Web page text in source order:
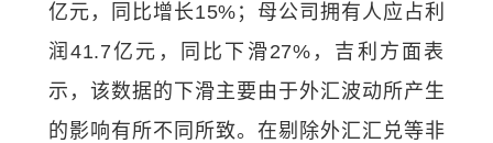
亿元，同比增长15%；母公司拥有人应占利
润41.7亿元，同比下滑27%，吉利方面表
示，该数据的下滑主要由于外汇波动所产生
的影响有所不同所致。在剔除外汇汇兑等非